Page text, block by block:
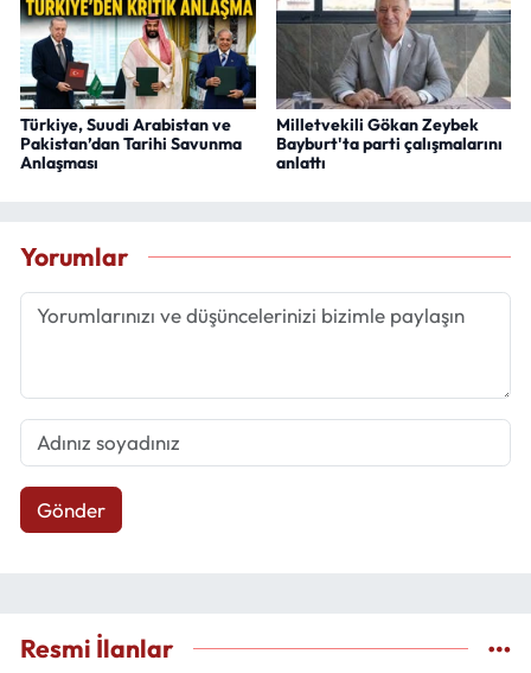
Türkiye, Suudi Arabistan ve
Pakistan’dan Tarihi Savunma
Anlaşması
Milletvekili Gökan Zeybek
Bayburt'ta parti çalışmalarını
anlattı
Yorumlar
Gönder
Resmi İlanlar